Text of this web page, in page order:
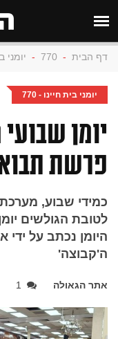
דף הבית -
770
- יומני
יומני בית חיינו - 770
יומן
פרשת
כמידי שבוע,
היומן נכתב על
ה'קבוצה'
אתר הגאולה 1